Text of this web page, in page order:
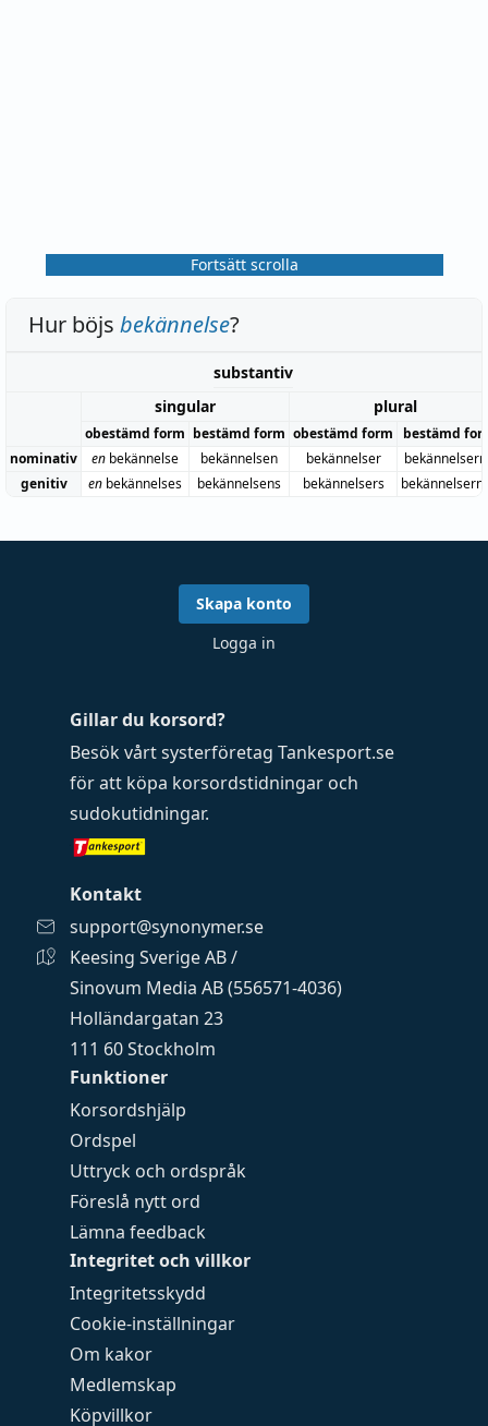
Fortsätt scrolla
Hur böjs bekännelse?
substantiv
singular
plural
obestämd form bestämd form obestämd form
bestämd
nominativ
en bekännelse bekännelsen bekännelser
genitiv
en bekännelses bekännelsens bekännelsers
Funktioner
Korsordshjälp
Ordspel
Uttryck och ordspråk
Föreslå nytt ord
Lämna feedback
Integritet och villkor
Integritetsskydd
Cookie-inställningar
Om kakor
Medlemskap
Köpvillkor
Gillar du korsord?
Besök vårt systerföretag Tankesport.se
för att köpa korsordstidningar och
sudokutidningar.
Kontakt
support@synonymer.se
Keesing Sverige AB /
Sinovum Media AB (556571-4036)
Holländargatan 23
111 60 Stockholm
Skapa konto
Logga in